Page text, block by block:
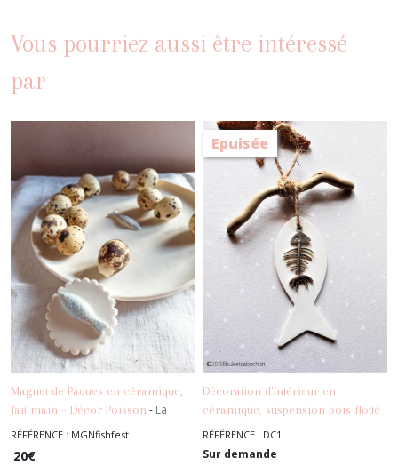
Vous pourriez aussi être intéressé
par
Magnet de Pâques en céramique,
fait main – Décor Poisson - La
Maison
RÉFÉRENCE : MGNfishfest
20€
Epuisée
Décoration d'intérieur en
céramique, suspension bois flotté
et poisson porcelaine, décoration
esprit bord de mer
RÉFÉRENCE : DC1
Sur demande